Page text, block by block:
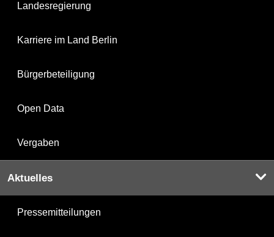
Landesregierung
Karriere im Land Berlin
Bürgerbeteiligung
Open Data
Vergaben
Aktuelles
Pressemitteilungen